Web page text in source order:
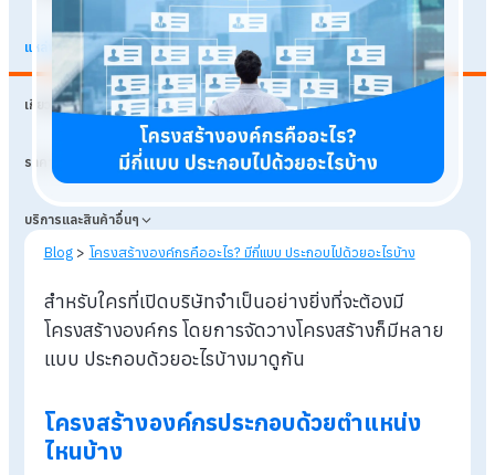
แหล่งเรียนรู้
เกี่ยวกับเรา
ราคา
บริการและสินค้าอื่นๆ
Published:25 พฤษภาคม 2566 109,238views
Blog > โครงสร้างองค์กรคืออะไร? มีกี่แบบ ประกอบไปด้วยอะไรบ้าง